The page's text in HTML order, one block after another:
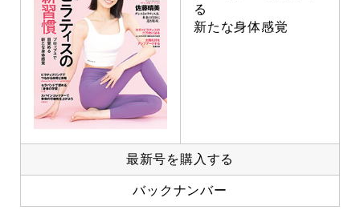
る
新たな身体感覚
最新号を購入する
バックナンバー